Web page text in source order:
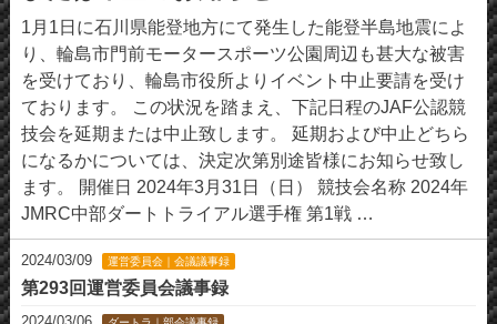
1月1日に石川県能登地方にて発生した能登半島地震によ
り、輪島市門前モータースポーツ公園周辺も甚大な被害
を受けており、輪島市役所よりイベント中止要請を受け
ております。 この状況を踏まえ、下記日程のJAF公認競
技会を延期または中止致します。 延期および中止どちら
になるかについては、決定次第別途皆様にお知らせ致し
ます。 開催日 2024年3月31日（日） 競技会名称 2024年
JMRC中部ダートトライアル選手権 第1戦 …
2024/03/09 運営委員会｜会議議事録
第293回運営委員会議事録